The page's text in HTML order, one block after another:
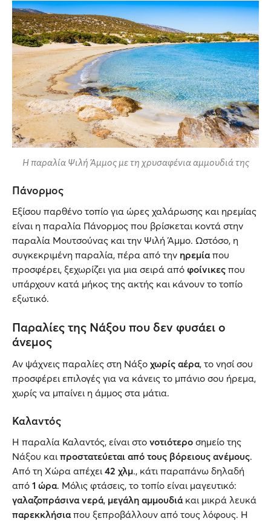
Η παραλία Ψιλή Άμμος με τη χρυσαφένια αμμουδιά της
Πάνορμος
Εξίσου παρθένο τοπίο για ώρες χαλάρωσης και ηρεμίας
είναι η παραλία Πάνορμος που βρίσκεται κοντά στην
παραλία Μουτσούνας και την Ψιλή Άμμο. Ωστόσο, η
συγκεκριμένη παραλία, πέρα από την ηρεμίαπου
προσφέρει, ξεχωρίζει για μια σειρά από φοίνικες που
υπάρχουν κατά μήκος της ακτής και κάνουν το τοπίο
εξωτικό.
Παραλίες της Νάξου που δεν φυσάει ο
άνεμος
Αν ψάχνεις παραλίες στη Νάξο χωρίς αέρα, το νησί σου
προσφέρει επιλογές για να κάνεις το μπάνιο σου ήρεμα,
χωρίς να μπαίνει η άμμος στα μάτια.
Καλαντός
Η παραλία Καλαντός, είναι στο νοτιότερο σημείο της
Νάξου και προστατεύεται από τους βόρειους ανέμους.
Από τη Χώρα απέχει 42 χλμ., κάτι παραπάνω δηλαδή
από 1 ώρα. Μόλις φτάσεις, το τοπίο είναι μαγευτικό:
γαλαζοπράσινα νερά, μεγάλη αμμουδιά και μικρά λευκά
παρεκκλήσιαπου ξεπροβάλλουν από τους λόφους. Η